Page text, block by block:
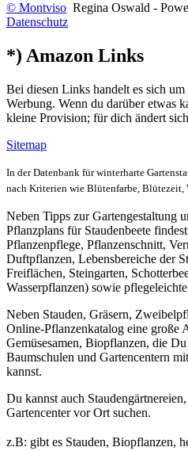
© Montviso Regina Oswald -
Datenschutz
*) Amazon Links
Bei diesen Links handelt es sich
Werbung. Wenn du darüber etwas
kleine Provision; für dich ändert
Sitemap
In der Datenbank für winterharte
nach Kriterien wie Blütenfarbe, Blütezeit,
Neben Tipps zur Gartengestaltung
Pflanzplans für Staudenbeete
Pflanzenpflege, Pflanzenschnitt,
Duftpflanzen, Lebensbereiche der
Freiflächen, Steingarten,
Wasserpflanzen) sowie
Neben Stauden, Gräsern,
Online-Pflanzenkatalog eine große
Gemüsesamen, Biopflanzen, die
Baumschulen und Gartencentern
kannst.
Du kannst auch
Gartencenter vor Ort suchen.
z.B: gibt es Stauden, Biopflanzen,